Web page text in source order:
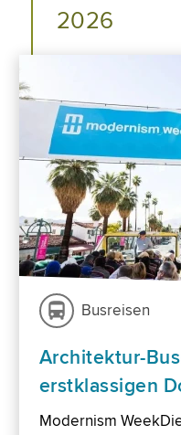
2026
Busreisen
Architektur-
erstklassigen
Modernism